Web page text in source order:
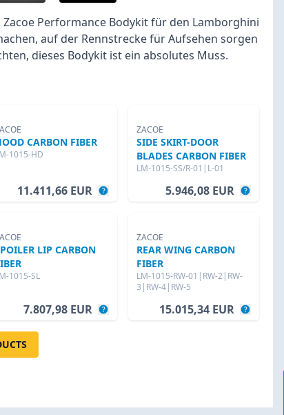
Performance Bodykit für den Lamborghini
auf der Rennstrecke für Aufsehen sorgen
dieses Bodykit ist ein absolutes Muss.
CARBON FIBER
1015-HD
11.411,66 EUR
ZACOE
SIDE SKIRT-DOOR
BLADES CARBON FIBER
LM-1015-SS/R-01|L-01
5.946,08 EUR
LIP CARBON
1015-SL
7.807,98 EUR
ZACOE
REAR WING CARBON
FIBER
LM-1015-RW-01|RW-2|RW-
3|RW-4|RW-5
15.015,34 EUR